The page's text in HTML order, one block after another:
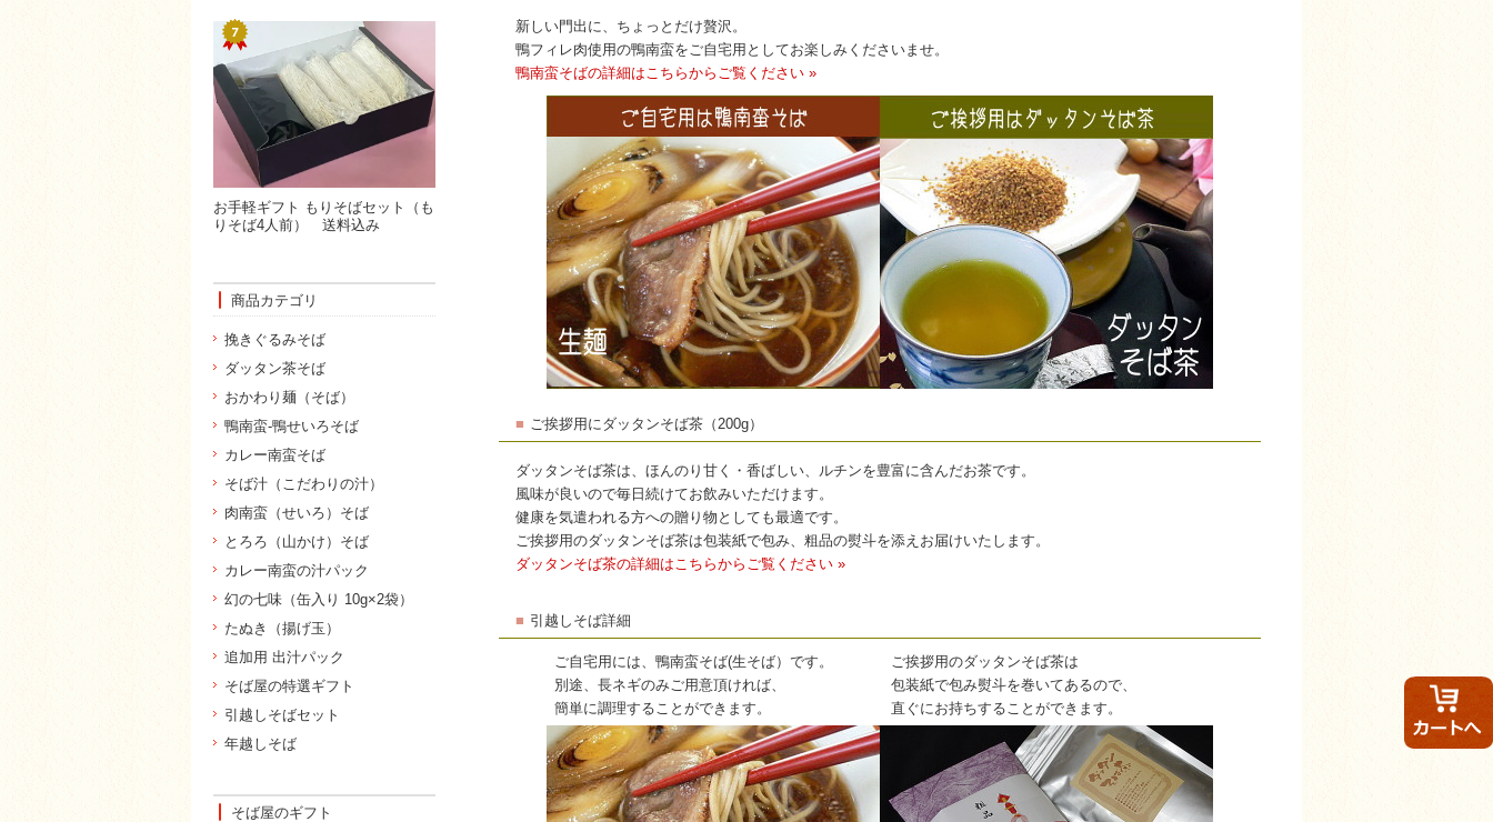
新しい門出に、ちょっとだけ贅沢。
鴨フィレ肉使用の鴨南蛮をご自宅用としてお楽しみくださいませ。
鴨南蛮そばの詳細はこちらからご覧ください »
■ ご挨拶用にダッタンそば茶（200g）
ダッタンそば茶は、ほんのり甘く・香ばしい、ルチンを豊富に含んだお茶です。
風味が良いので毎日続けてお飲みいただけます。
健康を気遣われる方への贈り物としても最適です。
ご挨拶用のダッタンそば茶は包装紙で包み、粗品の熨斗を添えお届けいたします。
ダッタンそば茶の詳細はこちらからご覧ください »
■ 引越しそば詳細
ご自宅用には、鴨南蛮そば(生そば）です。
別途、長ネギのみご用意頂ければ、
簡単に調理することができます。
ご挨拶用のダッタンそば茶は
包装紙で包み熨斗を巻いてあるので、
直ぐにお持ちすることができます。
お手軽ギフト もりそばセット（も
りそば4人前） 送料込み
商品カテゴリ
挽きぐるみそば
ダッタン茶そば
おかわり麺（そば）
鴨南蛮-鴨せいろそば
カレー南蛮そば
そば汁（こだわりの汁）
肉南蛮（せいろ）そば
とろろ（山かけ）そば
カレー南蛮の汁パック
幻の七味（缶入り 10g×2袋）
たぬき（揚げ玉）
追加用 出汁パック
そば屋の特選ギフト
引越しそばセット
年越しそば
そば屋のギフト